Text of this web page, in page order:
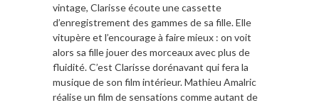
vintage, Clarisse écoute une cassette
d’enregistrement des gammes de sa fille. Elle
vitupère et l’encourage à faire mieux : on voit
alors sa fille jouer des morceaux avec plus de
fluidité. C’est Clarisse dorénavant qui fera la
musique de son film intérieur. Mathieu Amalric
réalise un film de sensations comme autant de